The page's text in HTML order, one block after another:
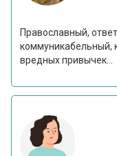
Православный,
коммуникабельный,
вредных привычек...